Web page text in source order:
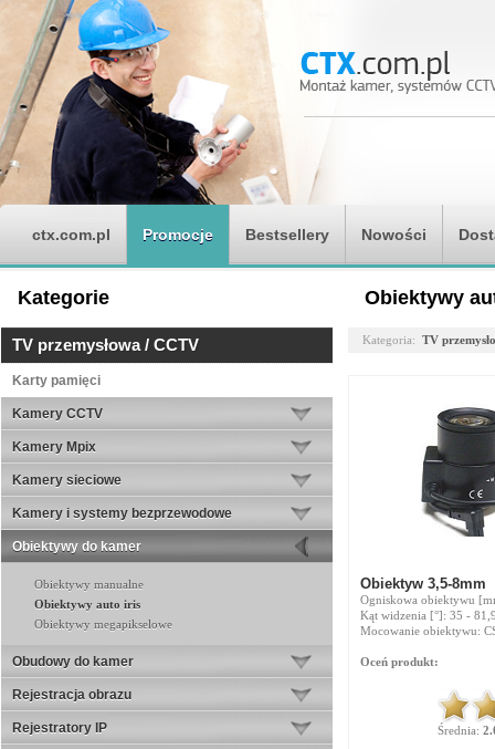
ctx.com.pl Promocje Bestsellery Nowości
Kategorie
TV przemysłowa / CCTV
Karty pamięci
Kamery CCTV
Kamery Mpix
Kamery sieciowe
Kamery i systemy bezprzewodowe
Obiektywy do kamer
Obiektywy manualne
Obiektywy auto iris
Obiektywy megapikselowe
Obudowy do kamer
Rejestracja obrazu
Rejestratory IP
Obiektywy
Kategoria: TV
Obiektyw 3,5-8mm
Ogniskowa obiektywu
Kąt widzenia [°]: 35 -
Mocowanie obiektywu:
Oceń produkt:
Średnia: